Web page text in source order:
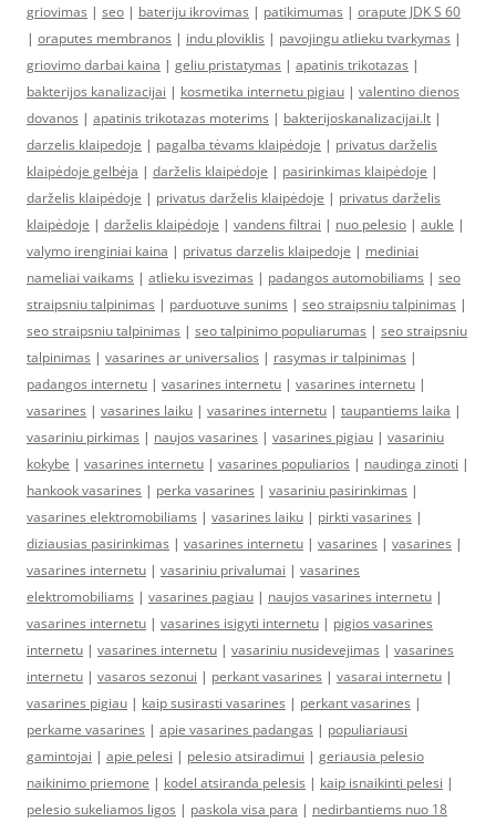
griovimas | seo | bateriju ikrovimas | patikimumas | orapute JDK S 60
| oraputes membranos | indu ploviklis | pavojingu atlieku tvarkymas |
griovimo darbai kaina | geliu pristatymas | apatinis trikotazas |
bakterijos kanalizacijai | kosmetika internetu pigiau | valentino dienos
dovanos | apatinis trikotazas moterims | bakterijoskanalizacijai.lt |
darzelis klaipedoje | pagalba tėvams klaipėdoje | privatus darželis
klaipėdoje gelbėja | darželis klaipėdoje | pasirinkimas klaipėdoje |
darželis klaipėdoje | privatus darželis klaipėdoje | privatus darželis
klaipėdoje | darželis klaipėdoje | vandens filtrai | nuo pelesio | aukle |
valymo irenginiai kaina | privatus darzelis klaipedoje | mediniai
nameliai vaikams | atlieku isvezimas | padangos automobiliams | seo
straipsniu talpinimas | parduotuve sunims | seo straipsniu talpinimas |
seo straipsniu talpinimas | seo talpinimo populiarumas | seo straipsniu
talpinimas | vasarines ar universalios | rasymas ir talpinimas |
padangos internetu | vasarines internetu | vasarines internetu |
vasarines | vasarines laiku | vasarines internetu | taupantiems laika |
vasariniu pirkimas | naujos vasarines | vasarines pigiau | vasariniu
kokybe | vasarines internetu | vasarines populiarios | naudinga zinoti |
hankook vasarines | perka vasarines | vasariniu pasirinkimas |
vasarines elektromobiliams | vasarines laiku | pirkti vasarines |
diziausias pasirinkimas | vasarines internetu | vasarines | vasarines |
vasarines internetu | vasariniu privalumai | vasarines
elektromobiliams | vasarines pagiau | naujos vasarines internetu |
vasarines internetu | vasarines isigyti internetu | pigios vasarines
internetu | vasarines internetu | vasariniu nusidevejimas | vasarines
internetu | vasaros sezonui | perkant vasarines | vasarai internetu |
vasarines pigiau | kaip susirasti vasarines | perkant vasarines |
perkame vasarines | apie vasarines padangas | populiariausi
gamintojai | apie pelesi | pelesio atsiradimui | geriausia pelesio
naikinimo priemone | kodel atsiranda pelesis | kaip isnaikinti pelesi |
pelesio sukeliamos ligos | paskola visa para | nedirbantiems nuo 18